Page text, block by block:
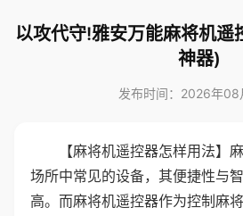
以攻代守!雅安万能麻将机遥
神器)
发布时间：2026年08
【麻将机遥控器怎样用法】
场所中常见的设备，其便捷性与
高。而麻将机遥控器作为控制麻